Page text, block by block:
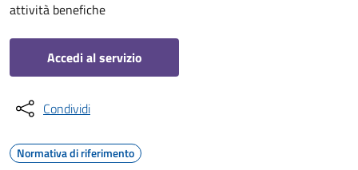
attività benefiche
Accedi al servizio
Condividi
Normativa di riferimento